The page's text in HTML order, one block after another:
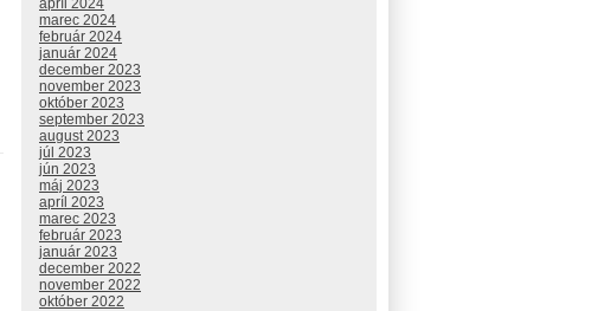
apríl 2024
marec 2024
február 2024
január 2024
december 2023
november 2023
október 2023
september 2023
august 2023
júl 2023
jún 2023
máj 2023
apríl 2023
marec 2023
február 2023
január 2023
december 2022
november 2022
október 2022